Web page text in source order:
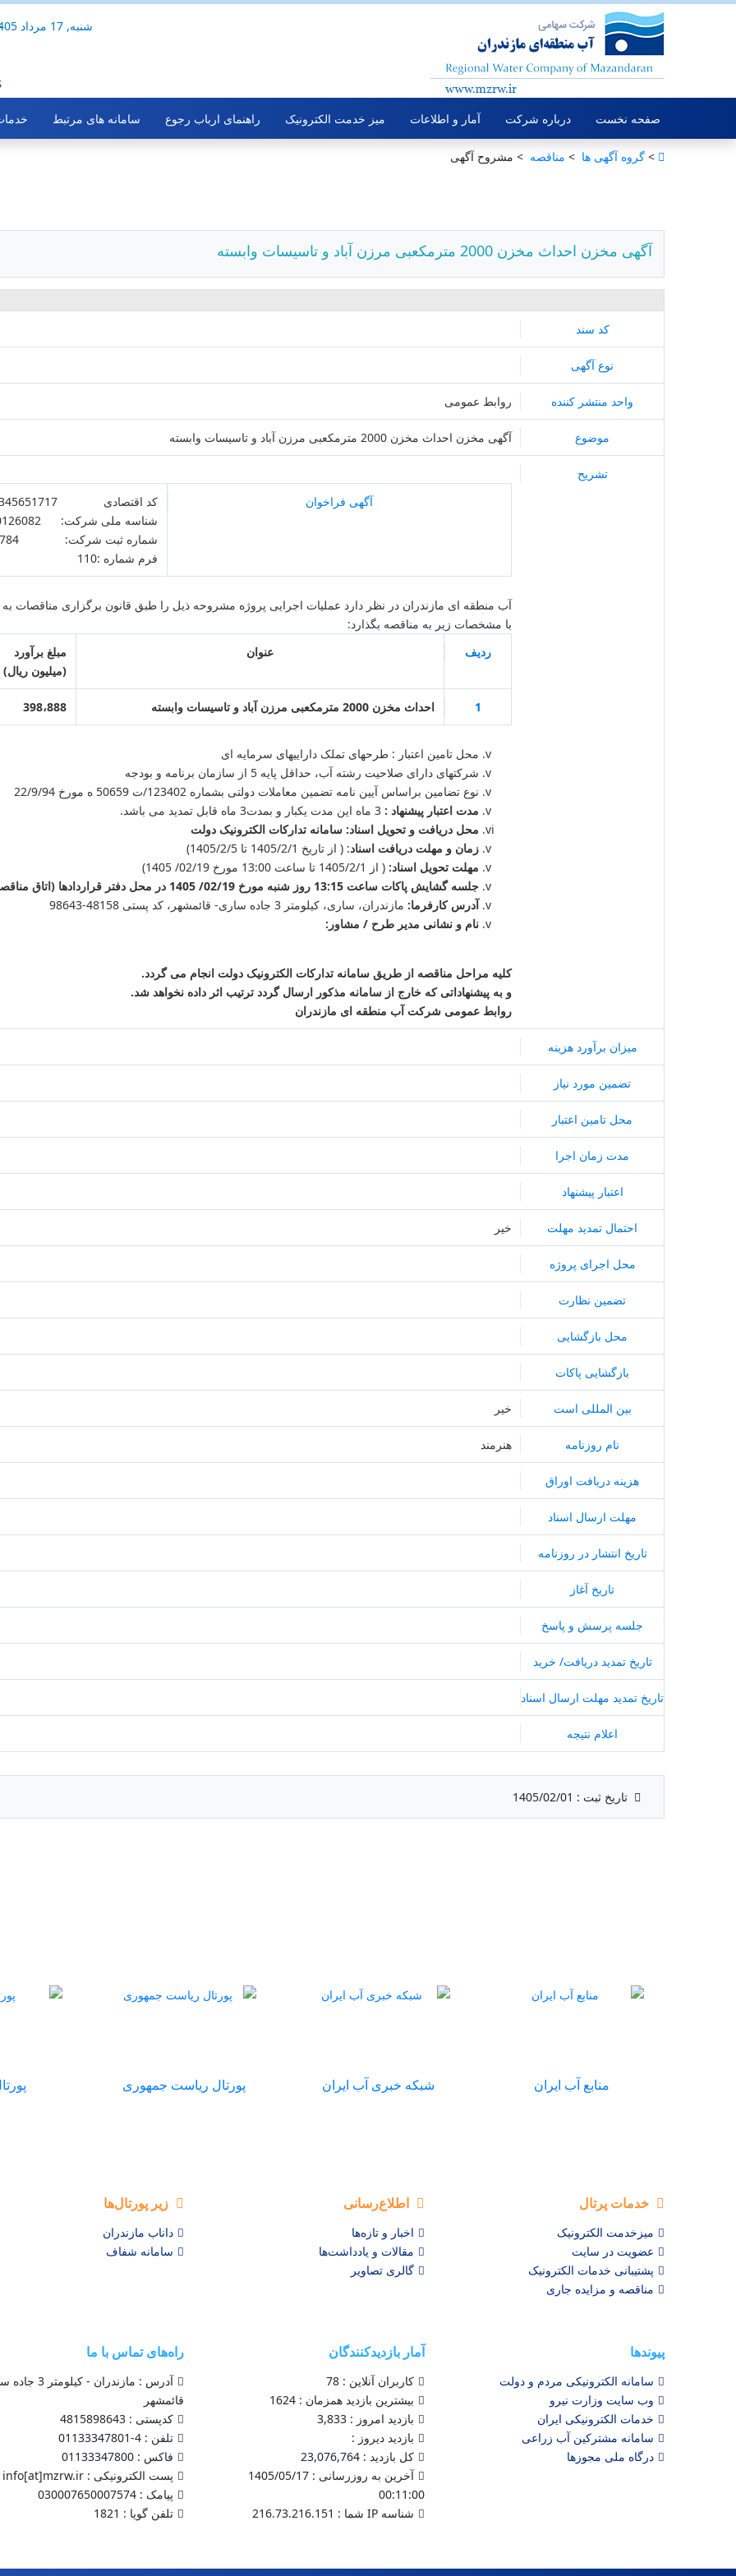
شنبه, 17 مرداد 1405
صفحه نخست درباره شرکت آمار و اطلاعات میز خدمت الکترونیک راهنمای ارباب رجوع سامانه های مرتبط
> گروه آگهی ها ‏ > مناقصه ‏ > مشروح آگهی
آگهی مخزن احداث مخزن 2000 مترمکعبی مرزن آباد و تاسیسات وابسته
کد سند
نوع آگهی
واحد منتشر کننده روابط عمومی
موضوع آگهی مخزن احداث مخزن 2000 مترمکعبی مرزن آباد و تاسیسات وابسته
تشریح
آگهی فراخوان
کد اقتصادی 411345651717
شناسه ملی شرکت: 10760126082
شماره ثبت شرکت: 784
فرم شماره :110
آب منطقه ای مازندران در نظر دارد عملیات اجرایی پروژه مشروحه ذیل را طبق قانون برگزاری مناقصات
با مشخصات زیر به مناقصه بگذارد:
ردیف
عنوان
مبلغ برآورد
(میلیون ریال)
1 احداث مخزن 2000 مترمکعبی مرزن آباد و تاسیسات وابسته 398،888
محل تامین اعتبار : طرحهای تملک داراییهای سرمایه ای
شرکتهای دارای صلاحیت رشته آب، حداقل پایه 5 از سازمان برنامه و بودجه
نوع تضامین براساس آیین نامه تضمین معاملات دولتی بشماره 123402/ت 50659 ه مورخ 22/9/94
مدت اعتبار پیشنهاد : 3 ماه این مدت یکبار و بمدت3 ماه قابل تمدید می باشد.
محل دریافت و تحویل اسناد: سامانه تدارکات الکترونیک دولت
زمان و مهلت دریافت اسناد: ( از تاریخ 1405/2/1 تا 1405/2/5)
مهلت تحویل اسناد: ( از 1405/2/1 تا ساعت 13:00 مورخ 02/19/ 1405)
جلسه گشایش پاکات ساعت 13:15 روز شنبه مورخ 02/19/ 1405 در محل دفتر قراردادها (اتاق مناقصات)
آدرس کارفرما: مازندران، ساری، کیلومتر 3 جاده ساری- قائمشهر، کد پستی 48158-98643
نام و نشانی مدیر طرح / مشاور:
کلیه مراحل مناقصه از طریق سامانه تدارکات الکترونیک دولت انجام می گردد.
و به پیشنهاداتی که خارج از سامانه مذکور ارسال گردد ترتیب اثر داده نخواهد شد.
روابط عمومی شرکت آب منطقه ای مازندران
میزان برآورد هزینه
تضمین مورد نیاز
محل تامین اعتبار
مدت زمان اجرا
اعتبار پیشنهاد
احتمال تمدید مهلت خیر
محل اجرای پروژه
تضمین نظارت
محل بازگشایی
بازگشایی پاکات
بین المللی است خیر
نام روزنامه هنرمند
هزینه دریافت اوراق
مهلت ارسال اسناد
تاریخ انتشار در روزنامه
تاریخ آغاز
جلسه پرسش و پاسخ
تاریخ تمدید دریافت/ خرید
تاریخ تمدید مهلت ارسال اسناد
اعلام نتیجه
تاریخ ثبت : 1405/02/01
منابع آب ایران شبکه خبری آب ایران پورتال ریاست جمهوری
خدمات پرتال
میزخدمت الکترونیک
عضویت در سایت
پشتیبانی خدمات الکترونیک
مناقصه و مزایده جاری
اطلاع‌رسانی
اخبار و تازه‌ها
مقالات و یادداشت‌ها
گالری تصاویر
زیر پورتال‌ها
داناب مازندران
سامانه شفاف
پیوندها
سامانه الکترونیکی مردم و دولت
وب سایت وزارت نیرو
خدمات الکترونیکی ایران
سامانه مشترکین آب زراعی
درگاه ملی مجوزها
آمار بازدیدکنندگان
کاربران آنلاین : 78
بیشترین بازدید همزمان : 1624
بازدید امروز : 3,833
بازدید دیروز :
کل بازدید : 23,076,764
آخرین به روزرسانی : 1405/05/17
00:11:00
شناسه IP شما : 216.73.216.151
راه‌های تماس با ما
آدرس : مازندران -
قائمشهر
کدپستی : 4815898643
تلفن : 4-01133347801
فاکس : 01133347800
پست الکترونیکی : info[at]mzrw.ir
پیامک : 030007650007574
تلفن گویا : 1821